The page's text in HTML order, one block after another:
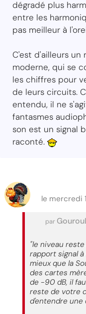
dégradé plus
entre les
pas meilleur à
C'est d'ailleurs un
moderne, qui se
les chiffres pour
de leurs circuits.
entendu, il ne
fantasmes
son est un signal
raconté.
le mercredi
par
"le niveau
rapport signal
mieux que la
des cartes
de -90 dB, il
reste de votre
d'entendre une